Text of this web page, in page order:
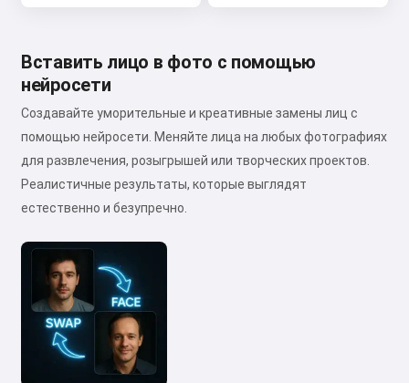
Вставить лицо в фото с помощью
нейросети
Создавайте уморительные и креативные замены лиц с
помощью нейросети. Меняйте лица на любых фотографиях
для развлечения, розыгрышей или творческих проектов.
Реалистичные результаты, которые выглядят
естественно и безупречно.